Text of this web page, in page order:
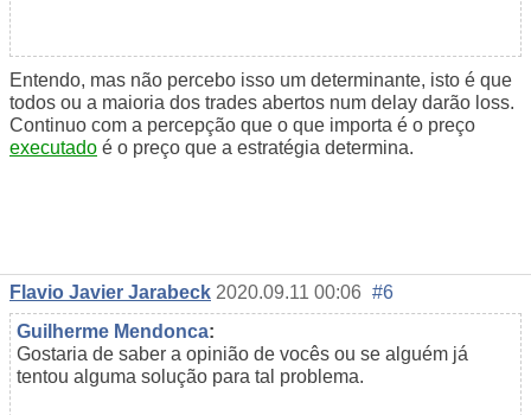
Entendo, mas não percebo isso um determinante, isto é que
todos ou a maioria dos trades abertos num delay darão loss.
Continuo com a percepção que o que importa é o preço
executado é o preço que a estratégia determina.
Flavio Javier Jarabeck 2020.09.11 00:06 #6
Guilherme Mendonca:
Gostaria de saber a opinião de vocês ou se alguém já
tentou alguma solução para tal problema.